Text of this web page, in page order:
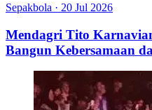
Sepakbola · 20 Jul 2026
Mendagri Tito
Bangun Kebersamaan